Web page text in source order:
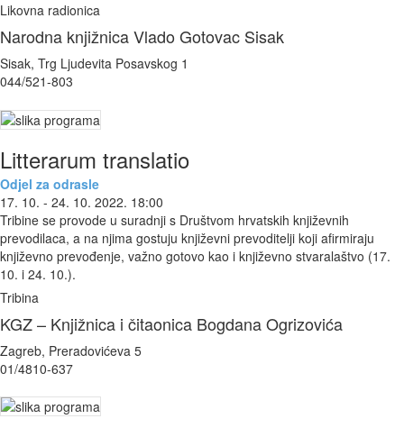
Likovna radionica
Narodna knjižnica Vlado Gotovac Sisak
Sisak, Trg Ljudevita Posavskog 1
044/521-803
Litterarum translatio
Odjel za odrasle
17. 10. - 24. 10. 2022. 18:00
Tribine se provode u suradnji s Društvom hrvatskih književnih
prevodilaca, a na njima gostuju književni prevoditelji koji afirmiraju
književno prevođenje, važno gotovo kao i književno stvaralaštvo (17.
10. i 24. 10.).
Tribina
KGZ – Knjižnica i čitaonica Bogdana Ogrizovića
Zagreb, Preradovićeva 5
01/4810-637